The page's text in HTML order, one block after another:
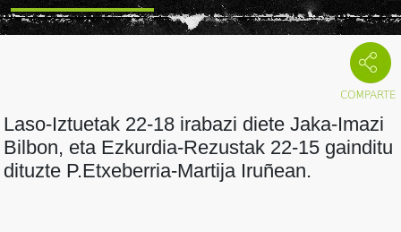
Laso-Iztuetak 22-18 irabazi diete Jaka-Imazi
Bilbon, eta Ezkurdia-Rezustak 22-15 gainditu
dituzte P.Etxeberria-Martija Iruñean.